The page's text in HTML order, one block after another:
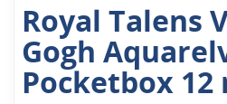
Royal Talens
Gogh
Pocketbox 12